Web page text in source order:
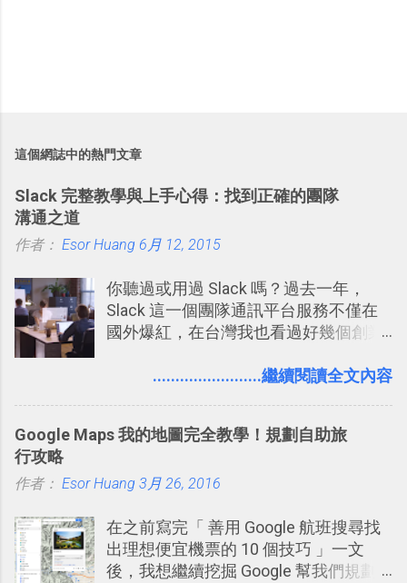
這個網誌中的熱門文章
Slack 完整教學與上手心得：找到正確的團隊
溝通之道
作者： Esor Huang 6月 12, 2015
你聽過或用過 Slack 嗎？過去一年，
Slack 這一個團隊通訊平台服務不僅在
國外爆紅，在台灣我也看過好幾個創業
理，到底 Slack 有什麼魅力？它是不是
有機會在一個專案合作中使用了 Slack
點： 1. 「 很有趣 」： Slack 裡擁有跟
聊天打屁、傳送有趣影音圖文的功能。
2. 「 有效率 」：但是 Slack 的頻道、群
組機制讓茶水間的聊天，不會干擾工作
........................繼續閱讀全文內容
Google Maps 我的地圖完全教學！規劃自助旅
行攻略
作者： Esor Huang 3月 26, 2016
在之前寫完「 善用 Google 航班搜尋找
出理想便宜機票的 10 個技巧 」一文
後，我想繼續挖掘 Google 幫我們規劃